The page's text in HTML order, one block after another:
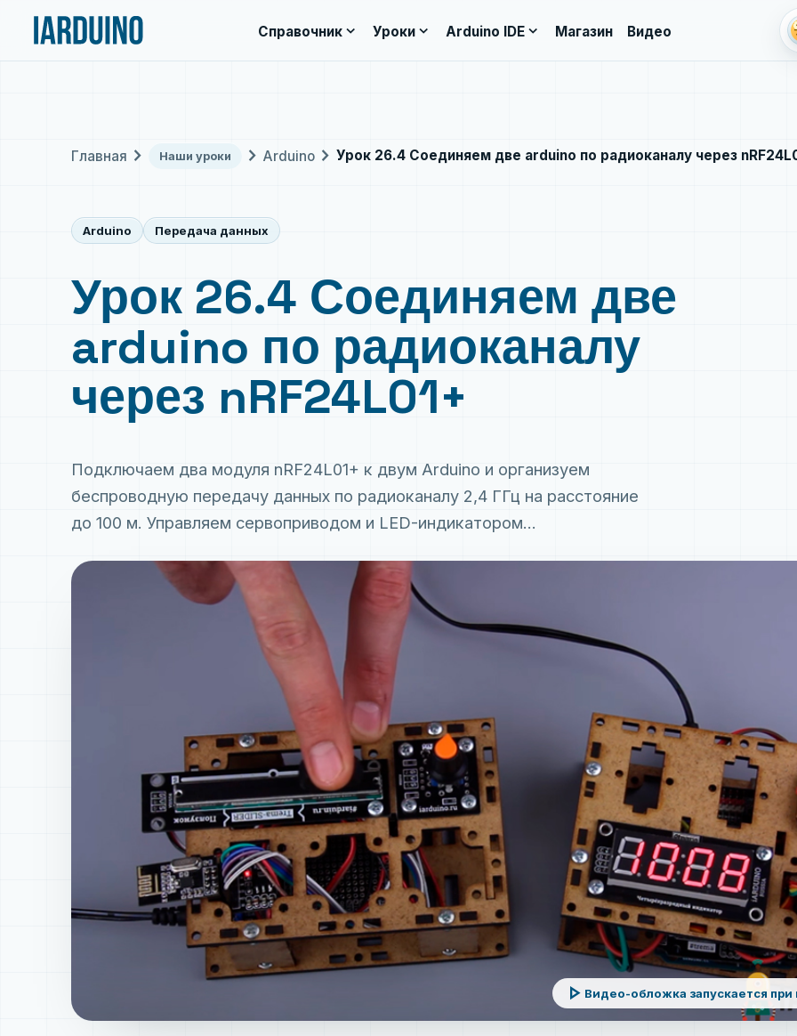
Справочникexpand_more Урокиexpand_more Arduino IDEexpand_more Магазин Видео
Главная chevron_right Наши уроки chevron_right Arduino chevron_right Урок 26.4 Соединяем две arduino по радиоканалу через
Arduino Передача данных
Урок 26.4 Соединяем две
arduino по радиоканалу
через nRF24L01+
Подключаем два модуля nRF24L01+ к двум Arduino и организуем
беспроводную передачу данных по радиоканалу 2,4 ГГц на расстояние
до 100 м. Управляем сервоприводом и LED-индикатором...
play_arrow Видео-обложка запускается